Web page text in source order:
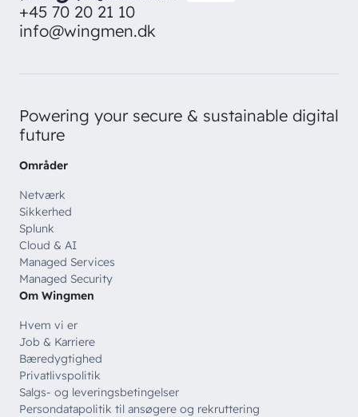
+45 70 20 21 10
info@wingmen.dk
Powering your secure & sustainable digital
future
Områder
Netværk
Sikkerhed
Splunk
Cloud & AI
Managed Services
Managed Security
Om Wingmen
Hvem vi er
Job & Karriere
Bæredygtighed
Privatlivspolitik
Salgs- og leveringsbetingelser
Persondatapolitik til ansøgere og rekruttering